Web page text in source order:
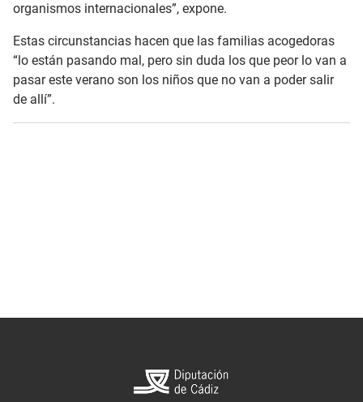
organismos internacionales”, expone.
Estas circunstancias hacen que las familias acogedoras
“lo están pasando mal, pero sin duda los que peor lo van a
pasar este verano son los niños que no van a poder salir
de allí”.